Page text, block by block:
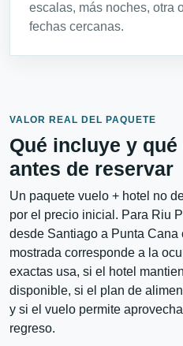
escalas, más noches, otra
fechas cercanas.
VALOR REAL DEL PAQUETE
Qué incluye y
antes de reservar
Un paquete vuelo + hotel no
por el precio inicial. Para Riu
desde Santiago a Punta
mostrada corresponde a la
exactas usa, si el hotel
disponible, si el plan de
y si el vuelo permite
regreso.